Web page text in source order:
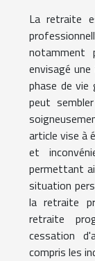
La retraite
notamment
envisagé
phase de vie
peut
article vise à
et
permettant
situation
la retraite
retraite
cessation
compris les